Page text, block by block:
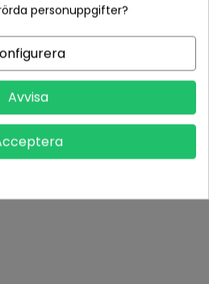
öppet köp (se köpvillkor)
personuppgifter?
Avvisa